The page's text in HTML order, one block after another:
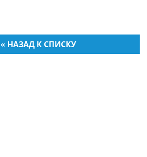
« НАЗАД К СПИСКУ